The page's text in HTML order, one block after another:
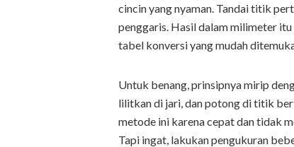
cincin yang nyaman. Tandai titik
penggaris. Hasil dalam milimeter
tabel konversi yang mudah
Untuk benang, prinsipnya mirip
lilitkan di jari, dan potong di titik
metode ini karena cepat dan tidak
Tapi ingat, lakukan pengukuran